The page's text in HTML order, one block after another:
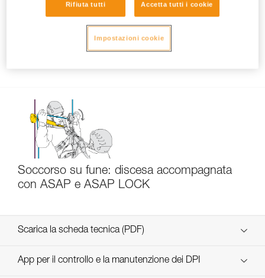
Utilizzo di ASAP e ASAP LOCK con forte
Soccorso su fune: discesa accompagnata
con ASAP e ASAP LOCK
Scarica la scheda tecnica (PDF)
Technical Notice
App per il controllo e la manutenzione dei DPI
Rifiuta tutti Accetta tutti i cookie
Impostazioni cookie